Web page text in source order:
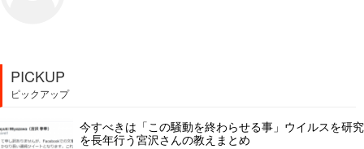
PICKUP
ピックアップ
今すべきは「この騒動を終わらせる事」ウイルスを研究
を長年行う宮沢さんの教えまとめ